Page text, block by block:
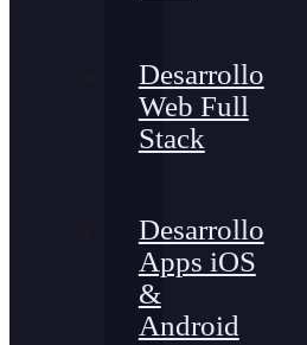
Desarrollo
Web Full
Stack
Desarrollo
Apps iOS
&
Android